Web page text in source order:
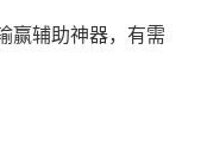
赢辅助神器，有需